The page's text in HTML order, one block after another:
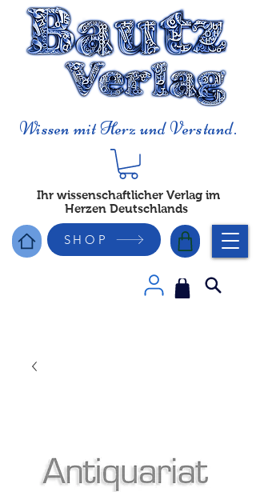
Wissen mit Herz und Verstand.
Ihr wissenschaftlicher Verlag im
Herzen Deutschlands
SHOP